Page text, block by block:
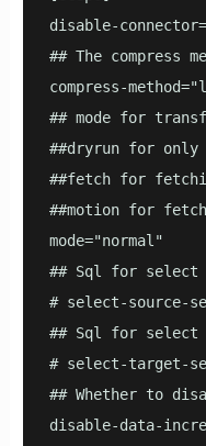
disable-
## The
compress-
## mode for
##dryrun for
##fetch for
##motion for
mode="normal"
## Sql for
# select-source-
## Sql for select
# select-target-
## Whether to
disable-data-